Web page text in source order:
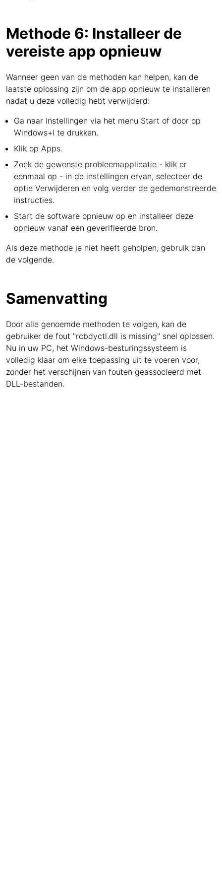
Methode 6: Installeer de
vereiste app opnieuw
Wanneer geen van de methoden kan helpen, kan de
laatste oplossing zijn om de app opnieuw te installeren
nadat u deze volledig hebt verwijderd:
Ga naar Instellingen via het menu Start of door op
Windows+I te drukken.
Klik op Apps.
Zoek de gewenste probleemapplicatie - klik er
eenmaal op - in de instellingen ervan, selecteer de
optie Verwijderen en volg verder de gedemonstreerde
instructies.
Start de software opnieuw op en installeer deze
opnieuw vanaf een geverifieerde bron.
Als deze methode je niet heeft geholpen, gebruik dan
de volgende.
Samenvatting
Door alle genoemde methoden te volgen, kan de
gebruiker de fout "rcbdyctl.dll is missing" snel oplossen.
Nu in uw PC, het Windows-besturingssysteem is
volledig klaar om elke toepassing uit te voeren voor,
zonder het verschijnen van fouten geassocieerd met
DLL-bestanden.